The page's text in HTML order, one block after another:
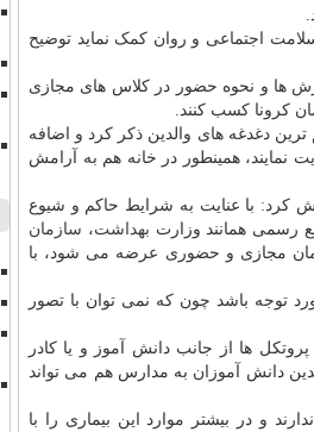
اجتماعی و روان کمک نماید توضیح
ها و نحوه حضور در کلاس های مجازی
کرونا کسب کنند.
دغدغه های والدین ذکر کرد و اضافه
همینطور در خانه هم به آرامش
کرد: با عنایت به شرایط حاکم و شیوع
رسمی همانند وزارت بهداشت، سازمان
مجازی و حضوری عرضه می شود، با
توجه باشد چون که نمی توان با تصور
ها از جانب دانش آموز و یا کادر
دانش آموزان به مدارس هم می تواند
و در بیشتر موارد این بیماری را با